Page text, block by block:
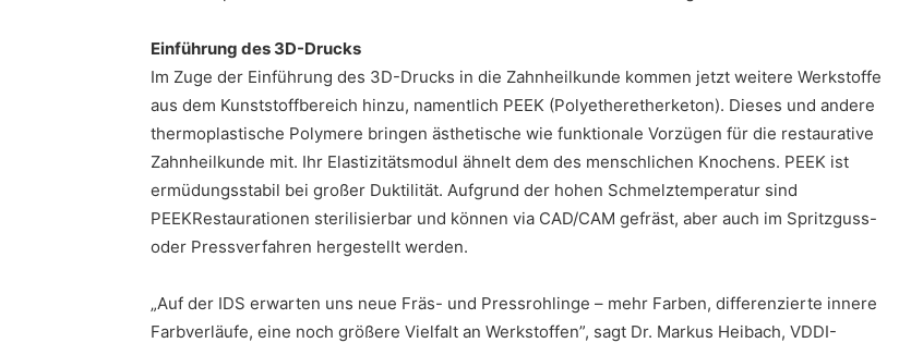
Einführung des 3D-Drucks
Im Zuge der Einführung des 3D-Drucks in die Zahnheilkunde kommen jetzt weitere Werkstoffe
aus dem Kunststoffbereich hinzu, namentlich PEEK (Polyetheretherketon). Dieses und andere
thermoplastische Polymere bringen ästhetische wie funktionale Vorzügen für die restaurative
Zahnheilkunde mit. Ihr Elastizitätsmodul ähnelt dem des menschlichen Knochens. PEEK ist
ermüdungsstabil bei großer Duktilität. Aufgrund der hohen Schmelztemperatur sind
PEEKRestaurationen sterilisierbar und können via CAD/CAM gefräst, aber auch im Spritzguss-
oder Pressverfahren hergestellt werden.
„Auf der IDS erwarten uns neue Fräs- und Pressrohlinge – mehr Farben, differenzierte innere
Farbverläufe, eine noch größere Vielfalt an Werkstoffen”, sagt Dr. Markus Heibach, VDDI-